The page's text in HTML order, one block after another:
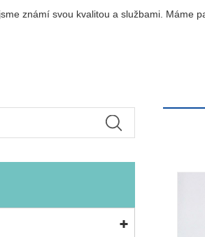
známí svou kvalitou a službami. Máme